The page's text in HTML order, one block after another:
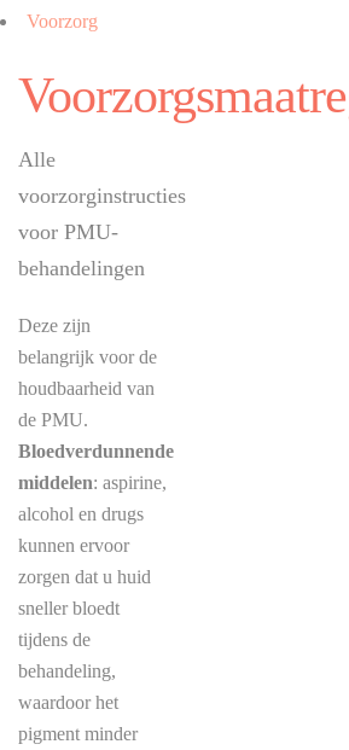
Voorzorg
Alle
voorzorginstructies
voor PMU-
behandelingen
Deze zijn
belangrijk voor de
houdbaarheid van
de PMU.
Bloedverdunnende
middelen: aspirine,
alcohol en drugs
kunnen ervoor
zorgen dat u huid
sneller bloedt
tijdens de
behandeling,
waardoor het
pigment minder